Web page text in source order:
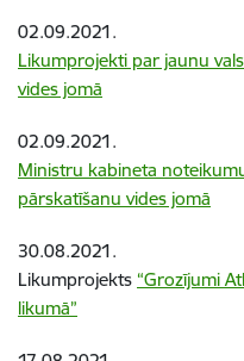
02.09.2021.
Likumprojekti par jaunu
vides jomā
02.09.2021.
Ministru kabineta
pārskatīšanu vides jomā
30.08.2021.
Likumprojekts “Grozījumi
likumā”